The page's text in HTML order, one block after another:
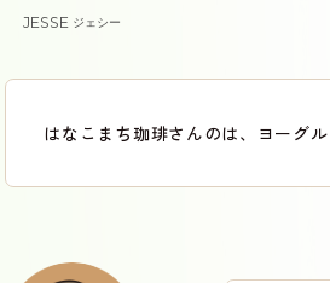
JESSE ジェシー
はなこまち珈琲さんのは、ヨーグ